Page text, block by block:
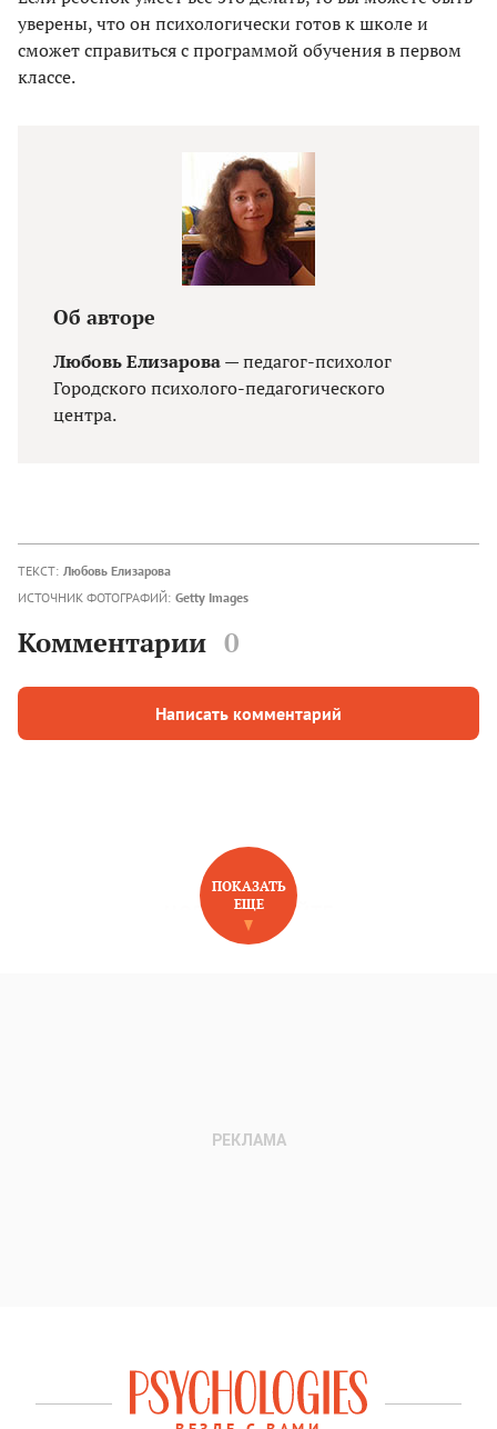
уверены, что он психологически готов к школе и
сможет справиться с программой обучения в первом
классе.
Об авторе
Любовь Елизарова— педагог-психолог
Городского психолого-педагогического
центра.
ТЕКСТ: Любовь Елизарова
ИСТОЧНИК ФОТОГРАФИЙ: Getty Images
Комментарии 0
Написать комментарий
НОВОЕ НА САЙТЕ
ПОКАЗАТЬ
ЕЩЕ